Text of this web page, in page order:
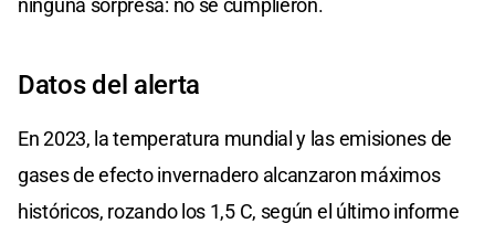
Datos del alerta
En 2023, la temperatura mundial y las emisiones de
gases de efecto invernadero alcanzaron máximos
históricos, rozando los 1,5 C, según el último informe